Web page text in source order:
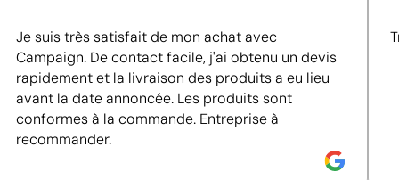
Impression de petits détails sur des surfaces
La tampographie transfère l’encre d’une plaque gravée
Je suis très satisfait de mon achat avec
Campaign. De contact facile, j'ai obtenu un devis
rapidement et la livraison des produits a eu lieu
avant la date annoncée. Les produits sont
conformes à la commande. Entreprise à
recommander.